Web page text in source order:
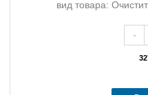
вид товара:
-